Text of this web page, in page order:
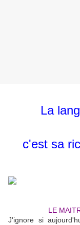
La
c'est sa
LE
J'ignore si